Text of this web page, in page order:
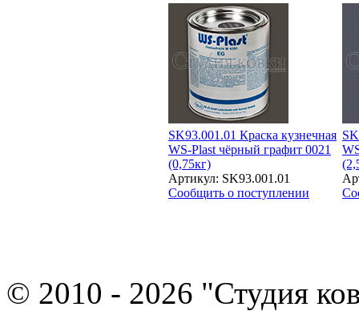
SK93.001.01 Краска кузнечная
WS-Plast чёрный графит 0021
(0,75кг)
Артикул: SK93.001.01
Сообщить о поступлении
© 2010 - 2026 "Студия